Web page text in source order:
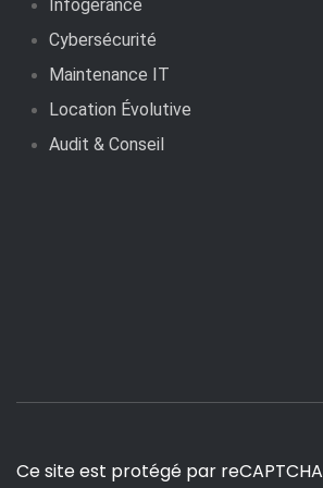
Infogérance
Cybersécurité
Maintenance IT
Location Évolutive
Audit & Conseil
Ce site est protégé par reCAPTCHA